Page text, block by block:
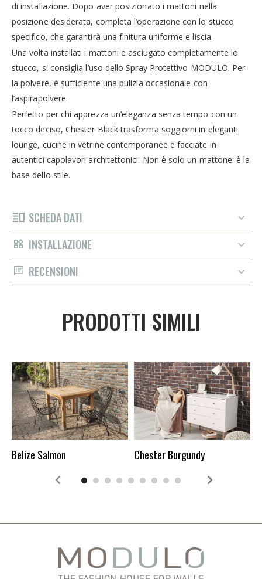
di installazione. Dopo aver posizionato i mattoni nella
posizione desiderata, completa l’operazione con lo stucco
specifico, che garantirà una finitura uniforme e liscia.
Una volta installati i mattoni e asciugato completamente lo
stucco, si consiglia l’uso dello Spray Protettivo MODULO. Per
la polvere, è sufficiente una pulizia occasionale con
l’aspirapolvere.
Perfetto per chi apprezza un’eleganza senza tempo con un
tocco deciso, Chester Black trasforma soggiorni in eleganti
lounge, cucine in vetrine contemporanee e facciate in
autentici capolavori architettonici. Non è solo un mattone: è la
base dello stile.
SCHEDA DATI
INSTALLAZIONE
RECENSIONI
PRODOTTI SIMILI
Belize Salmon Chester Burgundy